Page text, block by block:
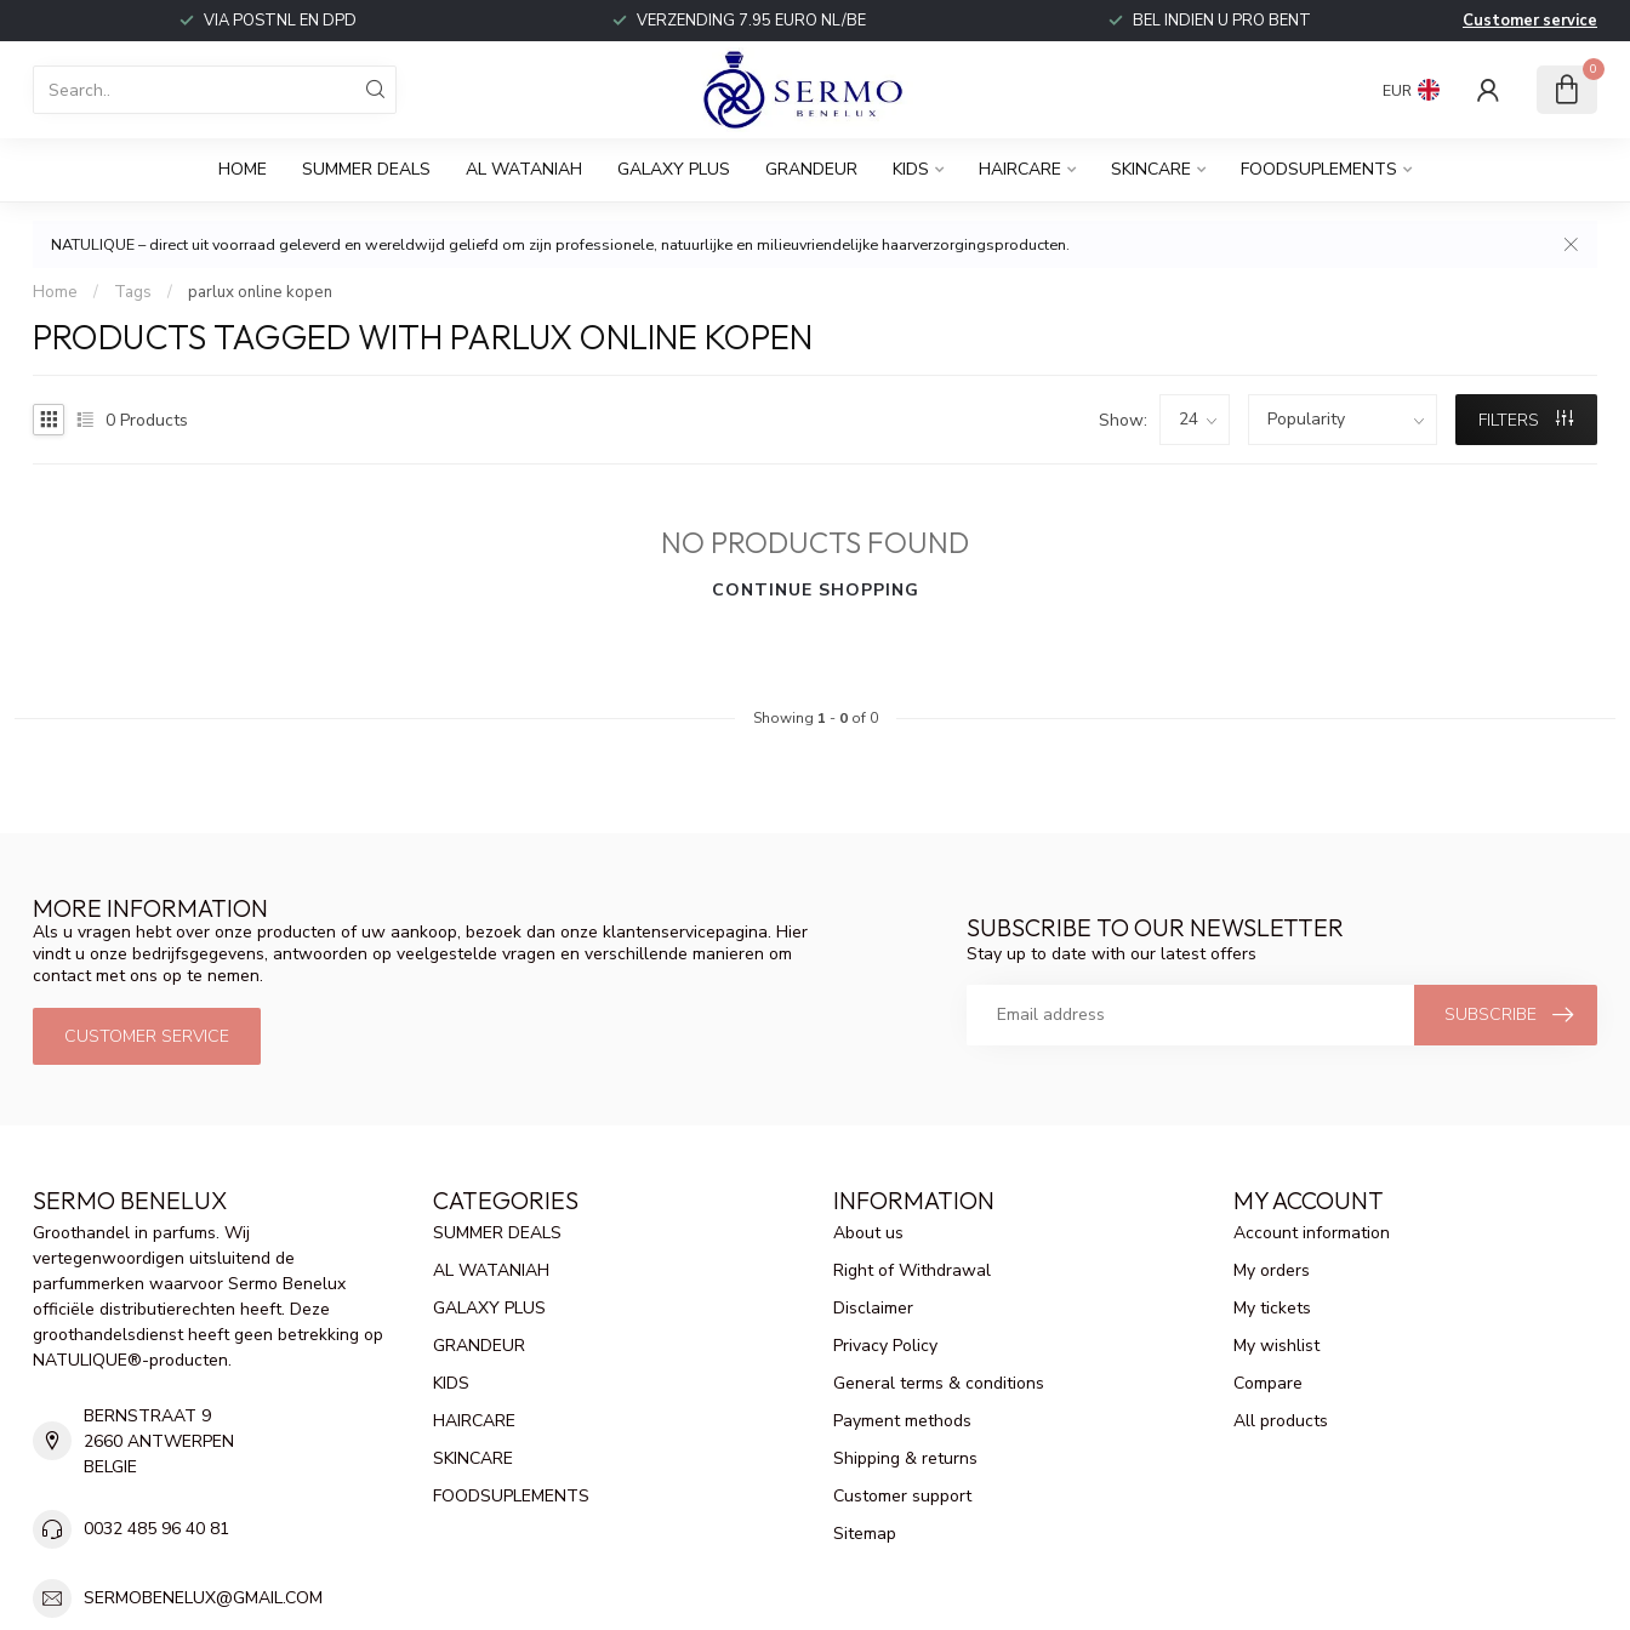
VIA POSTNL EN DPD VERZENDING 7.95 EURO NL/BE BEL INDIEN U PRO BENT Customer service
EUR
0
HOME SUMMER DEALS AL WATANIAH GALAXY PLUS GRANDEUR KIDS HAIRCARE SKINCARE FOODSUPLEMENTS
NATULIQUE – direct uit voorraad geleverd en wereldwijd geliefd om zijn professionele, natuurlijke en milieuvriendelijke haarverzorgingsproducten.
Home / Tags / parlux online kopen
PRODUCTS TAGGED WITH PARLUX ONLINE KOPEN
0 Products Show: FILTERS
NO PRODUCTS FOUND
CONTINUE SHOPPING
Showing 1 - 0of 0
MORE INFORMATION
Als u vragen hebt over onze producten of uw aankoop, bezoek dan onze klantenservicepagina. Hier
vindt u onze bedrijfsgegevens, antwoorden op veelgestelde vragen en verschillende manieren om
contact met ons op te nemen.
CUSTOMER SERVICE
SUBSCRIBE TO OUR NEWSLETTER
Stay up to date with our latest offers
SUBSCRIBE
SERMO BENELUX
Groothandel in parfums. Wij
vertegenwoordigen uitsluitend de
parfummerken waarvoor Sermo Benelux
officiële distributierechten heeft. Deze
groothandelsdienst heeft geen betrekking op
NATULIQUE®-producten.
BERNSTRAAT 9
2660 ANTWERPEN
BELGIE
0032 485 96 40 81
SERMOBENELUX@GMAIL.COM
CATEGORIES
SUMMER DEALS
AL WATANIAH
GALAXY PLUS
GRANDEUR
KIDS
HAIRCARE
SKINCARE
FOODSUPLEMENTS
INFORMATION
About us
Right of Withdrawal
Disclaimer
Privacy Policy
General terms & conditions
Payment methods
Shipping & returns
Customer support
Sitemap
MY ACCOUNT
Account information
My orders
My tickets
My wishlist
Compare
All products